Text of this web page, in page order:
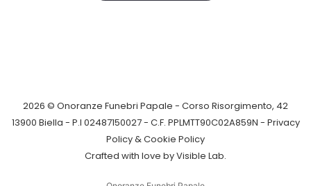
2026 © Onoranze Funebri Papale - Corso Risorgimento, 42
13900 Biella - P.I 02487150027 - C.F. PPLMTT90C02A859N - Privacy
Policy &Cookie Policy
Crafted with love byVisible Lab.